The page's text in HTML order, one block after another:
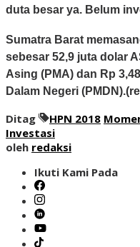
duta besar ya. Belum
Sumatra Barat
sebesar 52,9 juta dolar
Asing (PMA) dan Rp
Dalam Negeri
Ditag HPN 2018
Investasi
oleh redaksi
Ikuti Kami Pada